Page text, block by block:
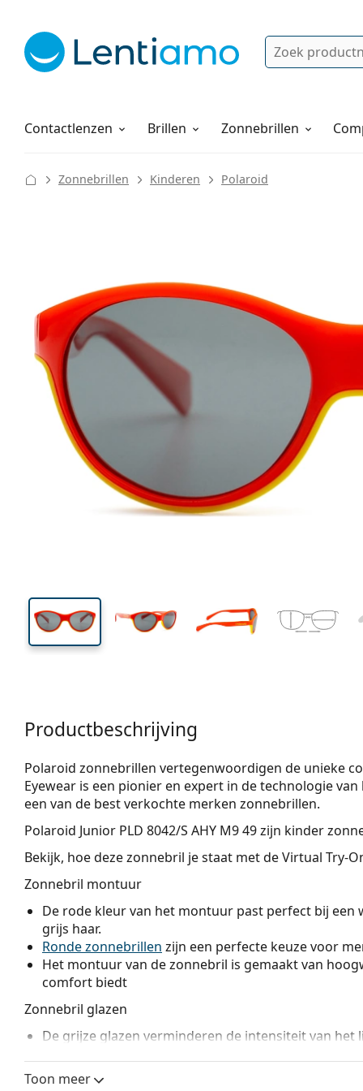
Zoek
Contactlenzen
Lenzenvloeistoffen Brillen Zonnebrillen
Hoe bestellen
Zonnebrillen Kinderen Polaroid
113 mm
37 mm
Glashoogte
49 mm
Glasbreedte
Productbeschrijving
Polaroid zonnebrillen vertegenwoordigen de unieke
Eyewear is een pionier en expert in de technologie
een van de best verkochte merken zonnebrillen.
Polaroid Junior PLD 8042/S AHY M9 49zijn kinder
Bekijk, hoe deze zonnebril je staat met de Virtual Try-
Zonnebril montuur
De rode kleur van het montuur past perfect bij
grijs haar.
Ronde zonnebrillen zijn een perfecte keuze voor
Het montuur van de zonnebril is gemaakt van
comfort biedt
Zonnebril glazen
De grijze glazen verminderen de intensiteit van
Toon meer